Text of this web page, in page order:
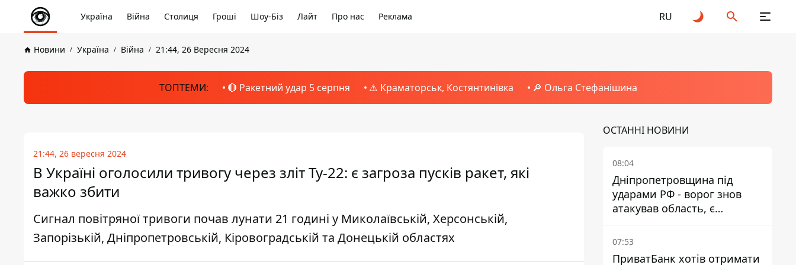
Україна Війна Столиця Гроші Шоу-Біз Лайт Про нас Реклама RU
Новини Україна Війна 21:44, 26 Вересня 2024
ТОПТЕМИ: 🔴 Ракетний удар 5 серпня ⚠️ Краматорськ, Костянтинівка 🔎 Ольга Стефанішина
21:44, 26 вересня 2024
В Україні оголосили тривогу через зліт Ту-22: є загроза пусків ракет, які
важко збити
Сигнал повітряної тривоги почав лунати 21 годині у Миколаївській, Херсонській,
Запорізькій, Дніпропетровській, Кіровоградській та Донецькій областях
ОСТАННІ НОВИНИ
08:04
Дніпропетровщина під
ударами РФ - ворог знов
атакував область, є
руйнування та пожежі
07:53
ПриватБанк хотів отримати